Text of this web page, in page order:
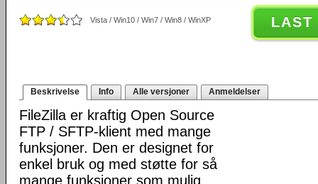
Vista / Win10 / Win7 / Win8 / WinXP LAST
Beskrivelse Info Alle versjoner Anmeldelser
FileZilla er kraftig Open Source
FTP / SFTP-klient med mange
funksjoner. Den er designet for
enkel bruk og med støtte for så
mange funksjoner som mulig,